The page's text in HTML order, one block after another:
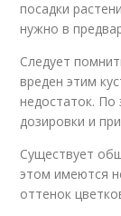
посадки
нужно в
Следует
вреден этим
недостаток. По
дозировки и
Существует
этом имеются
оттенок